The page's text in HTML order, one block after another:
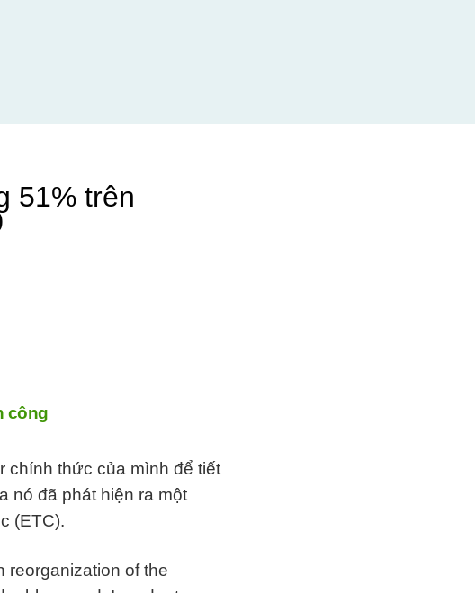
51% trên
công
chính thức của mình để tiết
nó đã phát hiện ra một
(ETC).
reorganization of the